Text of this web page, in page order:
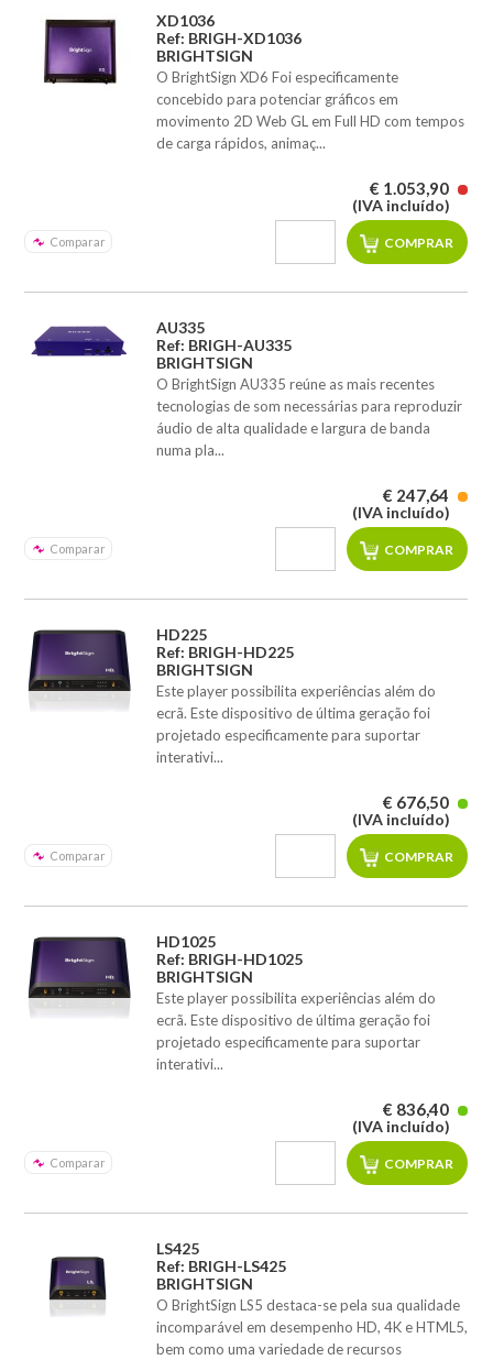
XD1036
Ref: BRIGH-XD1036
BRIGHTSIGN
O BrightSign XD6 Foi especificamente
concebido para potenciar gráficos em
movimento 2D Web GL em Full HD com tempos
de carga rápidos, animaç...
Comparar
€ 1.053,90
(IVA incluído)
AU335
Ref: BRIGH-AU335
BRIGHTSIGN
O BrightSign AU335 reúne as mais recentes
tecnologias de som necessárias para reproduzir
áudio de alta qualidade e largura de banda
numa pla...
Comparar
€ 247,64
(IVA incluído)
HD225
Ref: BRIGH-HD225
BRIGHTSIGN
Este player possibilita experiências além do
ecrã. Este dispositivo de última geração foi
projetado especificamente para suportar
interativi...
Comparar
€ 676,50
(IVA incluído)
HD1025
Ref: BRIGH-HD1025
BRIGHTSIGN
Este player possibilita experiências além do
ecrã. Este dispositivo de última geração foi
projetado especificamente para suportar
interativi...
Comparar
€ 836,40
(IVA incluído)
LS425
Ref: BRIGH-LS425
BRIGHTSIGN
O BrightSign LS5 destaca-se pela sua qualidade
incomparável em desempenho HD, 4K e HTML5,
bem como uma variedade de recursos